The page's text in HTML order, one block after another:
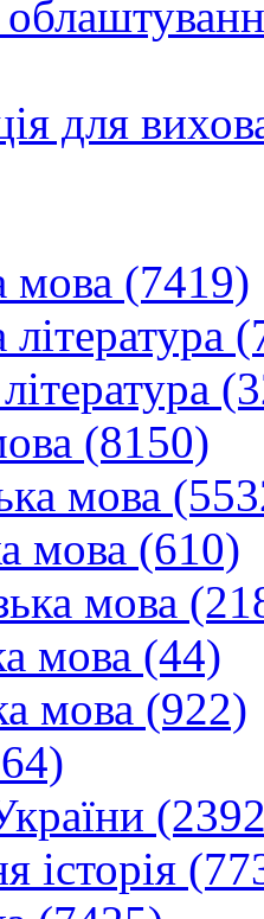
для
мова (7419)
література
(8150)
мова
мова (610)
мова
мова (44)
мова (922)
історія